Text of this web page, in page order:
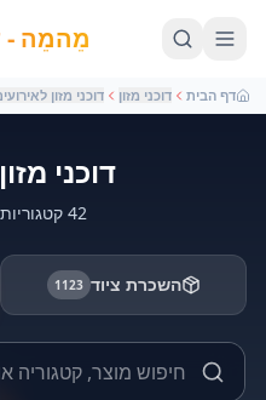
מֵהמֵה -
דף הבית דוכני מזון דוכני מזון
דוכני
42 קטגוריות של דוכני מזון
השכרת ציוד 1123